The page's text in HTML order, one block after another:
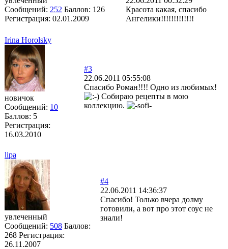
Сообщений: 252 Баллов: 126
Регистрация: 02.01.2009
Красота какая, спасибо
Ангелики!!!!!!!!!!!!!
Irina Horolsky
новичок
Сообщений: 10
Баллов: 5
Регистрация:
16.03.2010
#3
22.06.2011 05:55:08
Спасибо Роман!!!! Одно из любимых!
Собираю рецепты в мою
коллекцию.
lipa
увлеченный
Сообщений: 508 Баллов:
268 Регистрация:
26.11.2007
#4
22.06.2011 14:36:37
Спасибо! Только вчера долму
готовили, а вот про этот соус не
знали!